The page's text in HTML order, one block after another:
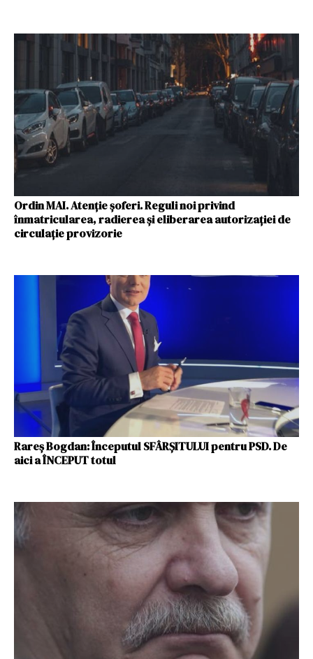
Ordin MAI. Atenţie şoferi. Reguli noi privind
înmatricularea, radierea şi eliberarea autorizaţiei de
circulaţie provizorie
Rareș Bogdan: Începutul SFÂRȘITULUI pentru PSD. De
aici a ÎNCEPUT totul